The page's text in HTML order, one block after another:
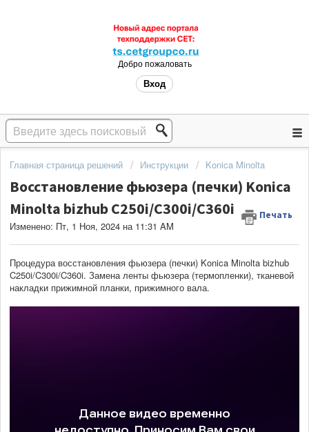
Добро пожаловать
Вход
Главная страница решений Инструкции Konica Minolta
Восстановление фьюзера (печки) Konica
Minolta bizhub C250i/C300i/C360i
Печать
Изменено: Пт, 1 Ноя, 2024 на 11:31 AM
Процедура восстановления фьюзера (печки) Konica Minolta bizhub
C250i/C300i/C360i. Замена ленты фьюзера (термопленки), тканевой
накладки прижимной планки, прижимного вала.